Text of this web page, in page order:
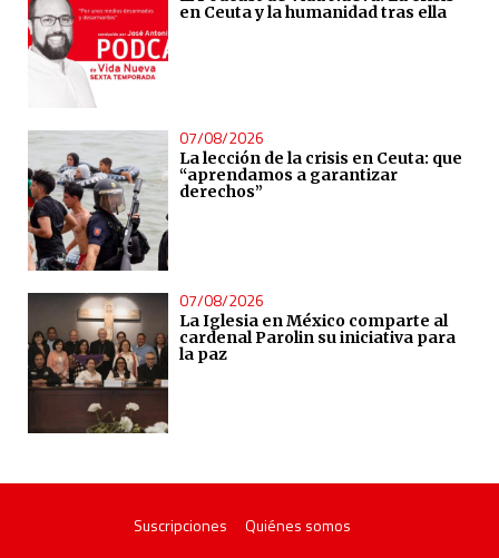
en Ceuta y la humanidad tras ella
07/08/2026
La lección de la crisis en Ceuta: que
“aprendamos a garantizar
derechos”
07/08/2026
La Iglesia en México comparte al
cardenal Parolin su iniciativa para
la paz
Suscripciones
Quiénes somos